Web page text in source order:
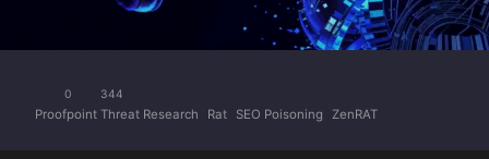
0 344
Proofpoint Threat Research Rat SEO Poisoning ZenRAT